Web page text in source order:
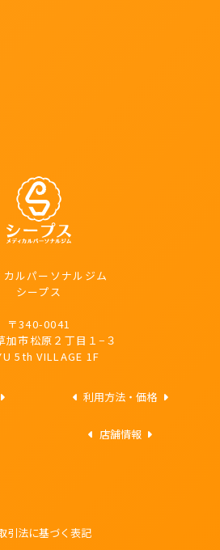
カルパーソナルジム
シープス
〒340-0041
加市松原２丁目１−３
5th VILLAGE 1F
利用方法・価格
店舗情報
引法に基づく表記